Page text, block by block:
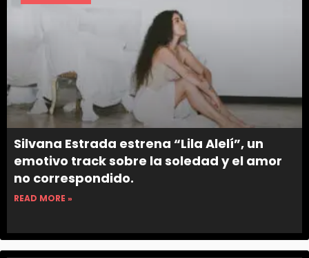
Silvana Estrada estrena “Lila Alelí”, un
emotivo track sobre la soledad y el amor
no correspondido.
READ MORE »